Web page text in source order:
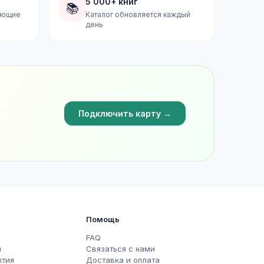
📚
Каталог обновляется каждый
день
Подключить карту →
Помощь
FAQ
Связаться с нами
Доставка и оплата